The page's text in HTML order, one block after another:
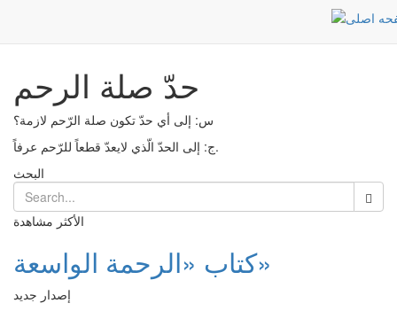
حدّ صلة الرحم
س: إلى أي حدّ تكون صلة الرّحم لازمة؟
ج: إلى الحدّ الّذي لايعدّ قطعاً للرّحم عرفاً.
البحث
الأكثر مشاهدة
كتاب «الرحمة الواسعة»
إصدار جديد